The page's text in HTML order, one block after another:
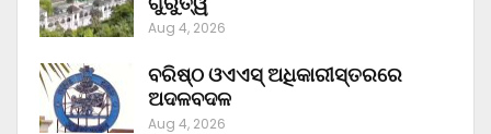
Aug 4, 2026
ବରିଷ୍ଠ ଓଏଏସ୍‌ ଅଧିକାରୀସ୍ତରରେ
ଅଦଳବଦଳ
Aug 4, 2026